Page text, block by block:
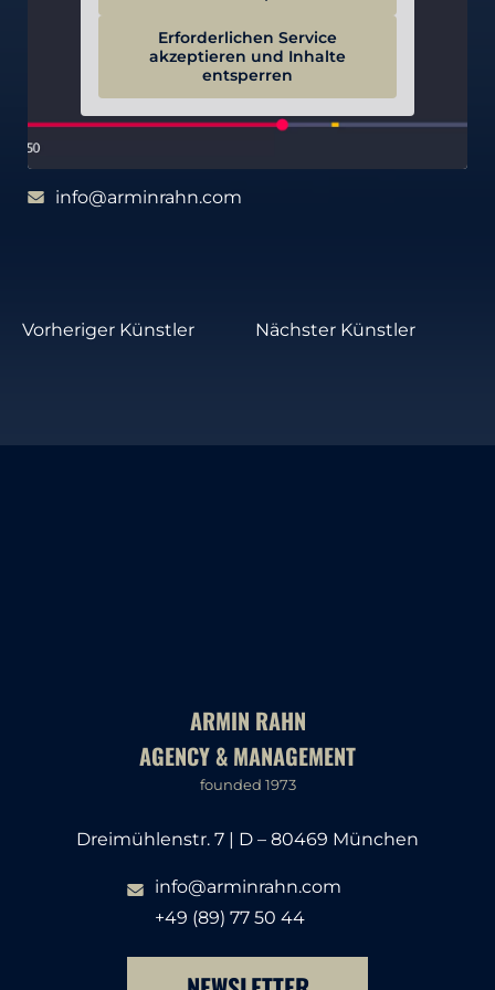
Erforderlichen Service
akzeptieren und Inhalte
entsperren
info@arminrahn.com
Vorheriger Künstler Nächster Künstler
ARMIN RAHN
AGENCY & MANAGEMENT
founded 1973
Dreimühlenstr. 7 | D – 80469 München
info@arminrahn.com
+49 (89) 77 50 44